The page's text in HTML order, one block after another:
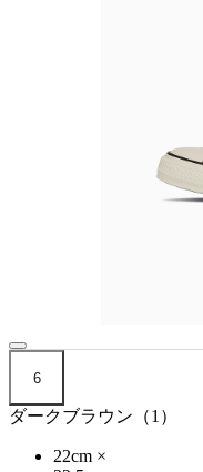
6
ダークブラウン（1）
22cm ×